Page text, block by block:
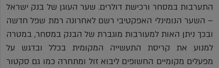
התערבות במסחר ורכישת דולרים. שער העוגן של בנק ישראל
– השער הנומינלי האפקטיבי רשם לאחרונה רמת שפל חדשה
ובכך ניתן האות למעורבות מוגברת של הבנק במסחר, במטרה
למנוע את קריסת התעשייה המקומית בכלל ובדגש על
מפעלים מקומיים החשופים ליבוא זול ומתחרה כמו גם סקטור